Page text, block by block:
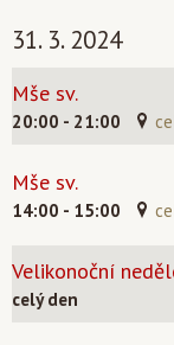
31. 3. 2024
Mše sv.
20:00 - 21:00
Mše sv.
14:00 - 15:00
Velikonoční
celý den